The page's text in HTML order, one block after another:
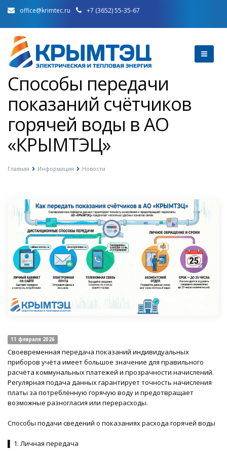
office@krimtec.ru +7 (3652) 55-35-67
Способы передачи
показаний счётчиков
горячей воды в АО
«КРЫМТЭЦ»
Главная Информация Новости
11 февраля 2026
Своевременная передача показаний индивидуальных
приборов учёта имеет большое значение для правильного
расчёта коммунальных платежей и прозрачности начислений.
Регулярная подача данных гарантирует точность начисления
платы за потреблённую горячую воду и предотвращает
возможные разногласия или перерасходы.
Способы подачи сведений о показаниях расхода горячей воды
▌ 1. Личная передача